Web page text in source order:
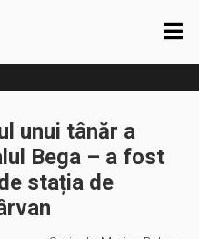
unui tânăr a
Bega – a fost
stația de